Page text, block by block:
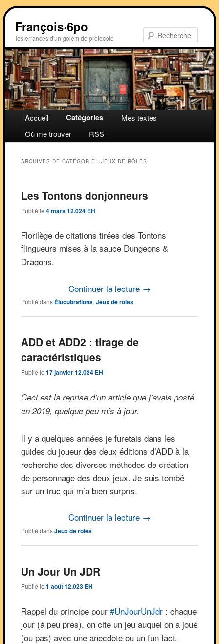
Aller
au
contenu
principal
Aller
au
contenu
secondaire
François·6po
les errances d'un golem de protocole
Accueil Catégories
Mes textes
Où me trouver
RSS
ARCHIVES DE CATÉGORIE : JEUX DE RÔLES
Les Tontons donjonneurs
Publié le 4 mars 12.024 EH
Florilège de citations tirées des Tontons
flingueurs mises à la sauce Dungeons &
Dragons.
Continuer la lecture →
Publié dans Élucubrations, Jeux de rôles
ADD et ADD2 : tirage de
caractéristiques
Publié le 17 janvier 12.024 EH
Ceci est la reprise d’un article que j’avais posté
en 2019, quelque peu mis à jour.
Il y a quelques années je furetais dans les
guides du joueur des deux éditions d’ADD à la
recherche des diverses méthodes de création
de personnage des deux jeux. Je suis tombé
sur un truc qui m’a bien surpris.
Continuer la lecture →
Publié dans Jeux de rôles
Un Jour Un JDR
Publié le 1 août 12.023 EH
Rappel du principe pour #UnJourUnJdr: chaque
jour (à peu près), on cite un jeu auquel on a joué
(ou pas) avec une anecdote ou un fun fact.